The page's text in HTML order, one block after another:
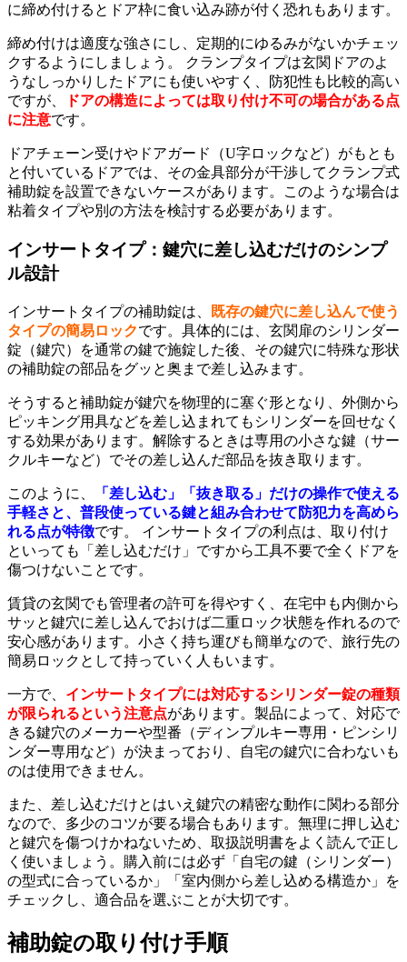
に締め付けるとドア枠に食い込み跡が付く恐れもあります。
締め付けは適度な強さにし、定期的にゆるみがないかチェッ
クするようにしましょう。 クランプタイプは玄関ドアのよ
うなしっかりしたドアにも使いやすく、防犯性も比較的高い
ですが、
ドアの構造によっては取り付け不可の場合がある点
に注意です。
ドアチェーン受けやドアガード（U字ロックなど）がもとも
と付いているドアでは、その金具部分が干渉してクランプ式
補助錠を設置できないケースがあります。このような場合は
粘着タイプや別の方法を検討する必要があります。
インサートタイプ：鍵穴に差し込むだけのシンプ
ル設計
インサートタイプの補助錠は、
既存の鍵穴に差し込んで使う
タイプの簡易ロックです。具体的には、玄関扉のシリンダー
錠（鍵穴）を通常の鍵で施錠した後、その鍵穴に特殊な形状
の補助錠の部品をグッと奥まで差し込みます。
そうすると補助錠が鍵穴を物理的に塞ぐ形となり、外側から
ピッキング用具などを差し込まれてもシリンダーを回せなく
する効果があります。解除するときは専用の小さな鍵（サー
クルキーなど）でその差し込んだ部品を抜き取ります。
このように、
「差し込む」「抜き取る」だけの操作で使える
手軽さと、普段使っている鍵と組み合わせて防犯力を高めら
れる点が特徴です。 インサートタイプの利点は、取り付け
といっても「差し込むだけ」ですから工具不要で全くドアを
傷つけないことです。
賃貸の玄関でも管理者の許可を得やすく、在宅中も内側から
サッと鍵穴に差し込んでおけば二重ロック状態を作れるので
安心感があります。小さく持ち運びも簡単なので、旅行先の
簡易ロックとして持っていく人もいます。
一方で、 インサートタイプには対応するシリンダー錠の種類
が限られるという注意点があります。製品によって、対応で
きる鍵穴のメーカーや型番（ディンプルキー専用・ピンシリ
ンダー専用など）が決まっており、自宅の鍵穴に合わないも
のは使用できません。
また、差し込むだけとはいえ鍵穴の精密な動作に関わる部分
なので、多少のコツが要る場合もあります。無理に押し込む
と鍵穴を傷つけかねないため、取扱説明書をよく読んで正し
く使いましょう。購入前には必ず「自宅の鍵（シリンダー）
の型式に合っているか」「室内側から差し込める構造か」を
チェックし、適合品を選ぶことが大切です。
補助錠の取り付け手順